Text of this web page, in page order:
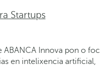
Startups
ABANCA Innova pon o
en intelixencia artificial,